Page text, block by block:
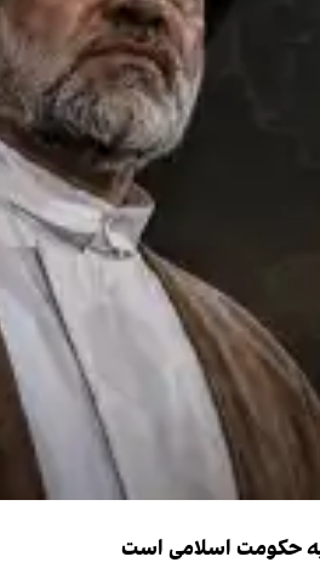
به حکومت اسلامی است